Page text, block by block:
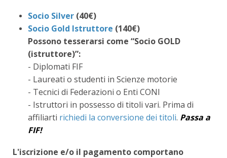
Socio Silver (40€)
Socio Gold Istruttore (140€)
Possono tesserarsi come “Socio GOLD
(istruttore)”:
- Diplomati FIF
- Laureati o studenti in Scienze motorie
- Tecnici di Federazioni o Enti CONI
- Istruttori in possesso di titoli vari. Prima di
affiliarti richiedi la conversione dei titoli. Passa a
FIF!
L'iscrizione e/o il pagamento comportano